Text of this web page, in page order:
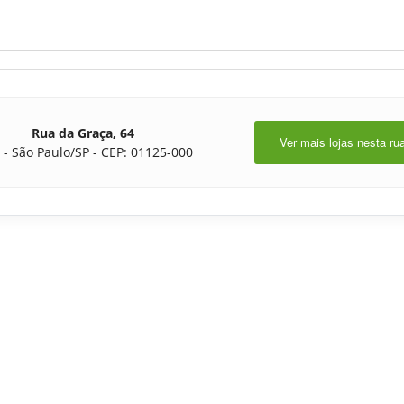
Rua da Graça, 64
São Paulo/SP - CEP: 01125-000
Ver mais lojas nesta